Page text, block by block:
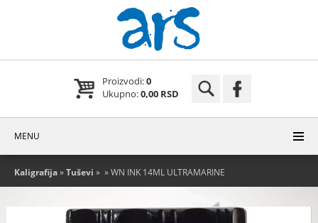
Proizvodi:0
Ukupno:0,00 RSD
MENU
Kaligrafija»Tuševi » » WN INK 14ML ULTRAMARINE